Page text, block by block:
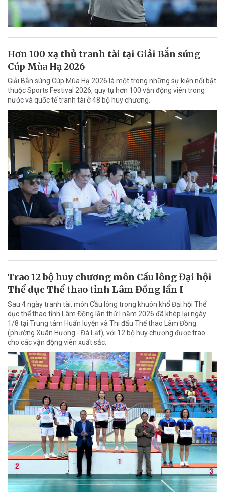
Hơn 100 xạ thủ tranh tài tại Giải Bắn súng
Cúp Mùa Hạ 2026
Giải Bắn súng Cúp Mùa Hạ 2026 là một trong những sự kiện nổi bật
thuộc Sports Festival 2026, quy tụ hơn 100 vận động viên trong
nước và quốc tế tranh tài ở 48 bộ huy chương.
Trao 12 bộ huy chương môn Cầu lông Đại hội
Thể dục Thể thao tỉnh Lâm Đồng lần I
Sau 4 ngày tranh tài, môn Cầu lông trong khuôn khổ Đại hội Thể
dục thể thao tỉnh Lâm Đồng lần thứ I năm 2026 đã khép lại ngày
1/8 tại Trung tâm Huấn luyện và Thi đấu Thể thao Lâm Đồng
(phường Xuân Hương - Đà Lạt), với 12 bộ huy chương được trao
cho các vận động viên xuất sắc.